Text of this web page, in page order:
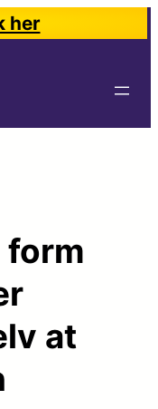
her
at